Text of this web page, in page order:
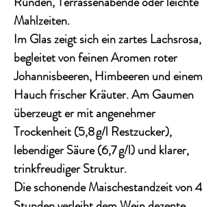
Mahlzeiten.
Im Glas zeigt sich einzartes Lachsrosa,
begleitet von feinen Aromen roter
Johannisbeeren, Himbeeren und einem
Hauch frischer Kräuter. Am Gaumen
überzeugt er mitangenehmer
Trockenheit(5,8 g/l Restzucker),
lebendiger Säure (6,7 g/l) und klarer,
trinkfreudiger Struktur.
Die schonendeMaischestandzeit von 4